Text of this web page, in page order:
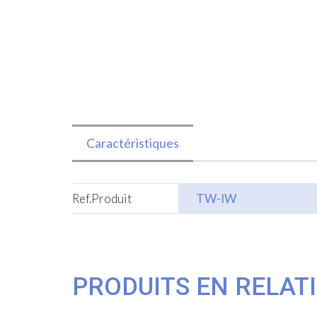
Caractéristiques
Ref.Produit TW-IW
PRODUITS EN